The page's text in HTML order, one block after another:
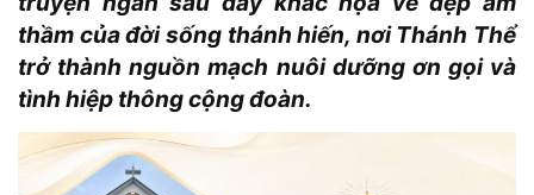
thầm của đời sống thánh hiến, nơi Thánh Thể
trở thành nguồn mạch nuôi dưỡng ơn gọi và
tình hiệp thông cộng đoàn.